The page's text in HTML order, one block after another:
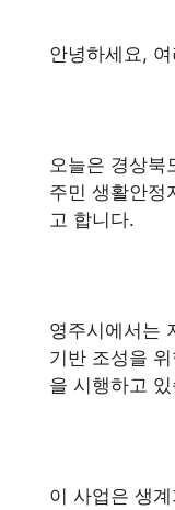
안녕하세요,
오늘은 경상북
주민 생활안정
고 합니다.
영주시에서는
기반 조성을
을 시행하고
이 사업은 생